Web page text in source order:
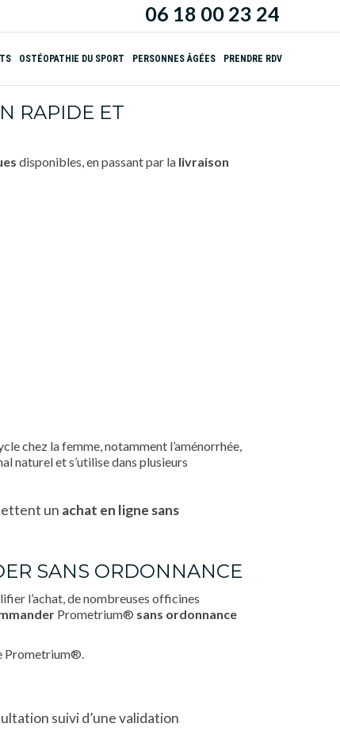
06 18 00 23 24
OSTÉOPATHIE DU SPORT PERSONNES ÂGÉES PRENDRE RDV
RAPIDE ET
disponibles, en passant par la livraison
chez la femme, notamment l’aménorrhée,
naturel et s’utilise dans plusieurs
un achat en ligne sans
SANS ORDONNANCE
l’achat, de nombreuses officines
Prometrium® sans ordonnance
Prometrium®.
suivi d’une validation